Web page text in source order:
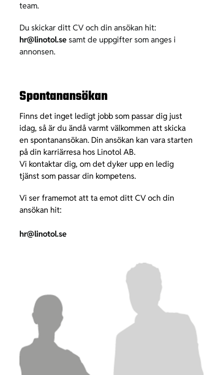
team.
Du skickar ditt CV och din ansökan hit:
hr@linotol.se samt de uppgifter som anges i
annonsen.
Spontanansökan
Finns det inget ledigt jobb som passar dig just
idag, så är du ändå varmt välkommen att skicka
en spontanansökan. Din ansökan kan vara starten
på din karriärresa hos Linotol AB.
Vi kontaktar dig, om det dyker upp en ledig
tjänst som passar din kompetens.
Vi ser framemot att ta emot ditt CV och din
ansökan hit:
hr@linotol.se